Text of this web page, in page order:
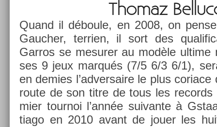
Thomaz
Quand il déboule, en 2008, on
Gauch­er, ter­ri­en, il sort des
Garros se mesur­er au modèle ul­time
ses 9 jeux marqués (7/5 6/3 6/1),
en de­m­ies l’ad­versaire le plus
route de son titre de tous les
mi­er tour­noi l’année suivan­te à
tiago en 2010 avant de jouer les